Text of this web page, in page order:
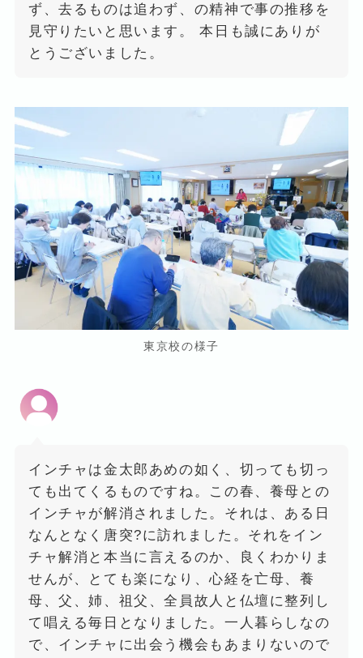
ず、去るものは追わず、の精神で事の推移を
見守りたいと思います。 本日も誠にありが
とうございました。
東京校の様子
インチャは金太郎あめの如く、切っても切っ
ても出てくるものですね。この春、養母との
インチャが解消されました。それは、ある日
なんとなく唐突?に訪れました。それをイン
チャ解消と本当に言えるのか、良くわかりま
せんが、とても楽になり、心経を亡母、養
母、父、姉、祖父、全員故人と仏壇に整列し
て唱える毎日となりました。一人暮らしなの
で、インチャに出会う機会もあまりないので